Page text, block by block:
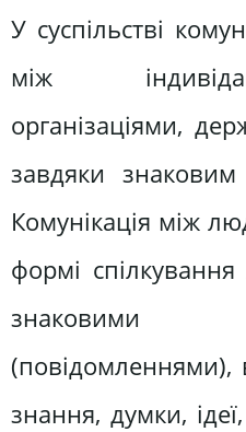
У суспільстві
між
організаціями,
завдяки
Комунікація між
формі
знаковими
(повідомленнями),
знання, думки,